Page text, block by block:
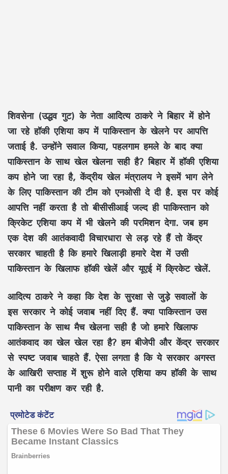
शिवसेना (उद्धव गुट) के नेता आदित्य ठाकरे ने बिहार में होने
जा रहे हॉकी एशिया कप में पाकिस्तान के खेलने पर आपत्ति
जताई है. उन्होंने सवाल किया, पहलगाम हमले के बाद क्या
पाकिस्तान के साथ खेल खेलना सही है? बिहार में हॉकी एशिया
कप होने जा रहा है, केंद्रीय खेल मंत्रालय ने इसमें भाग लेने
के लिए पाकिस्तान की टीम को एनओसी दे दी है. इस पर कोई
आपत्ति नहीं करता है तो बीसीसीआई जल्द ही पाकिस्तान को
क्रिकेट एशिया कप में भी खेलने की परमिशन देगा. जब हम
एक देश की आतंकवादी विचारधारा से लड़ रहे हैं तो केंद्र
सरकार चाहती है कि हमारे खिलाड़ी हमारे देश में उसी
पाकिस्तान के खिलाफ हॉकी खेलें और यूएई में क्रिकेट खेलें.
आदित्य ठाकरे ने कहा कि देश के सुरक्षा से जुड़े सवालों के
इस सरकार ने कोई जवाब नहीं दिए हैं. क्या पाकिस्तान उस
पाकिस्तान के साथ मैच खेलना सही है जो हमारे खिलाफ
आतंकवाद का खेल खेल रहा है? हम बीजेपी और केंद्र सरकार
से स्पष्ट जवाब चाहते हैं. ऐसा लगता है कि ये सरकार अगस्त
के आखिरी सप्ताह में शुरू होने वाले एशिया कप हॉकी के साथ
पानी का परीक्षण कर रही है.